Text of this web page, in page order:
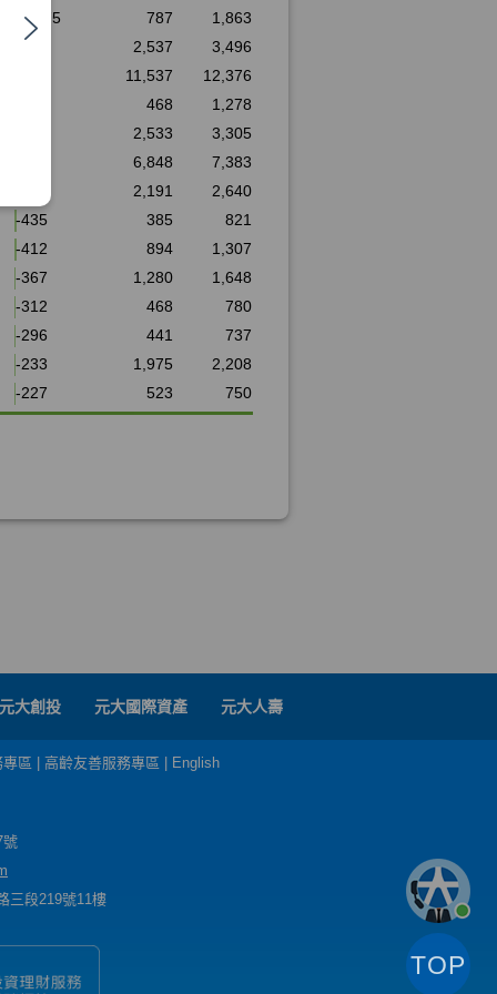
元大創投 元大國際資產 元大人壽
區 高齡友善服務專區 English
號
三段219號11樓
TOP